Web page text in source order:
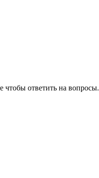
чтобы ответить на вопросы.